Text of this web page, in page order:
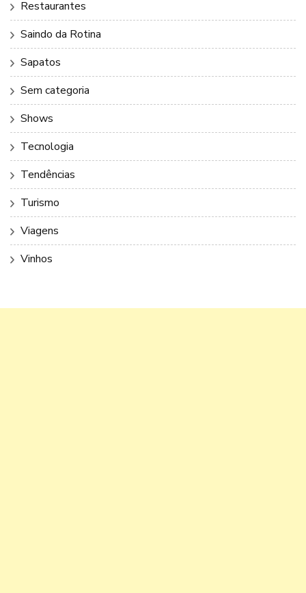
Restaurantes
Saindo da Rotina
Sapatos
Sem categoria
Shows
Tecnologia
Tendências
Turismo
Viagens
Vinhos